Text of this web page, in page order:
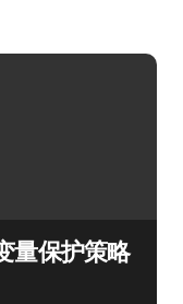
量保护策略